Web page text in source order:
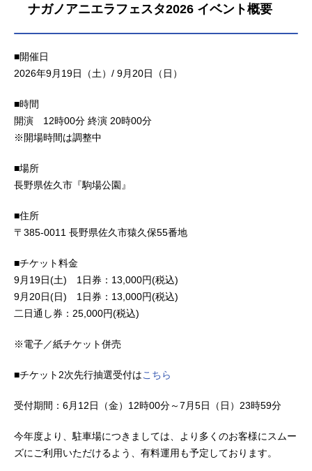
ナガノアニエラフェスタ2026 イベント概要
■開催日
2026年9月19日（土）/ 9月20日（日）
■時間
開演 12時00分 終演 20時00分
※開場時間は調整中
■場所
長野県佐久市『駒場公園』
■住所
〒385-0011 長野県佐久市猿久保55番地
■チケット料金
9月19日(土) 1日券：13,000円(税込)
9月20日(日) 1日券：13,000円(税込)
二日通し券：25,000円(税込)
※電子／紙チケット併売
■チケット2次先行抽選受付はこちら
受付期間：6月12日（金）12時00分～7月5日（日）23時59分
今年度より、駐車場につきましては、より多くのお客様にスムー
ズにご利用いただけるよう、有料運用も予定しております。